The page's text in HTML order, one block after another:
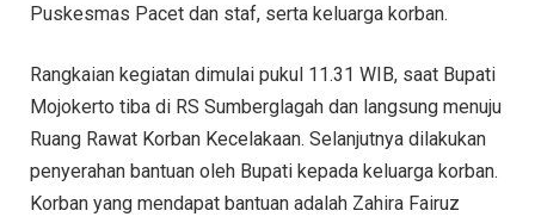
Puskesmas Pacet dan staf, serta keluarga korban.
Rangkaian kegiatan dimulai pukul 11.31 WIB, saat Bupati
Mojokerto tiba di RS Sumberglagah dan langsung menuju
Ruang Rawat Korban Kecelakaan. Selanjutnya dilakukan
penyerahan bantuan oleh Bupati kepada keluarga korban.
Korban yang mendapat bantuan adalah Zahira Fairuz